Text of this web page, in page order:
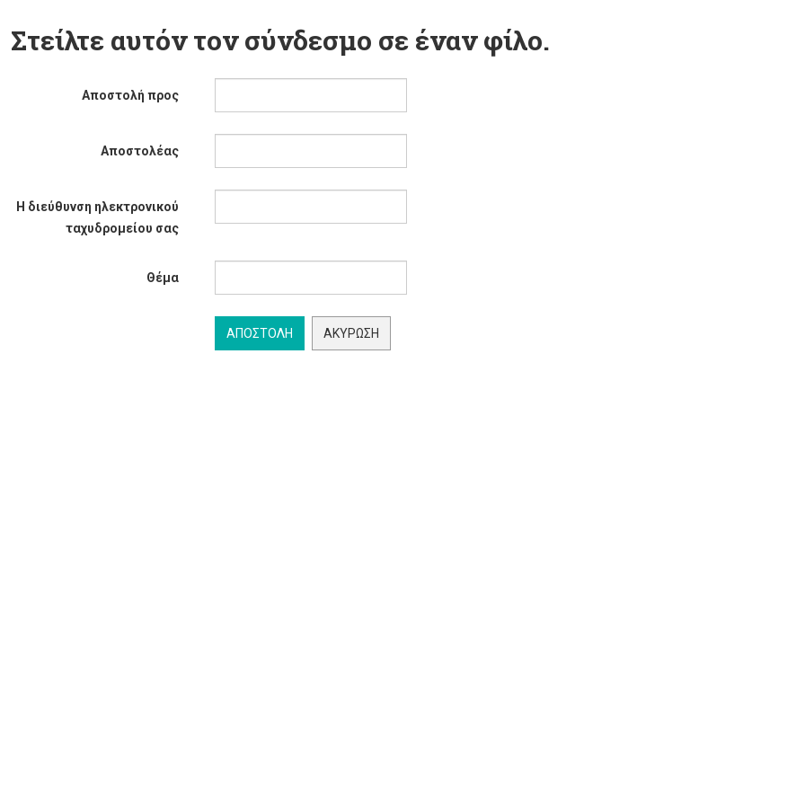
Στείλτε αυτόν τον σύνδεσμο σε έναν φίλο.
Αποστολή προς
Αποστολέας
Η διεύθυνση ηλεκτρονικού
ταχυδρομείου σας
Θέμα
ΑΠΟΣΤΟΛΉ ΑΚΎΡΩΣΗ